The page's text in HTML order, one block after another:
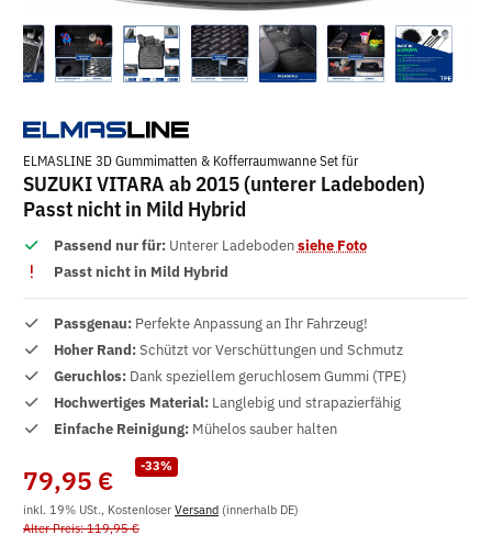
ELMASLINE 3D Gummimatten & Kofferraumwanne Set für
SUZUKI VITARA ab 2015 (unterer Ladeboden)
Passt nicht in Mild Hybrid
Passend nur für: Unterer Ladebodensiehe Foto
Passt nicht in Mild Hybrid
Passgenau: Perfekte Anpassung an Ihr Fahrzeug!
Hoher Rand:Schützt vor Verschüttungen und Schmutz
Geruchlos: Dank speziellem geruchlosem Gummi (TPE)
Hochwertiges Material: Langlebig und strapazierfähig
Einfache Reinigung: Mühelos sauber halten
-33%
79,95 €
inkl. 19% USt., Kostenloser Versand (innerhalb DE)
Alter Preis: 119,95 €